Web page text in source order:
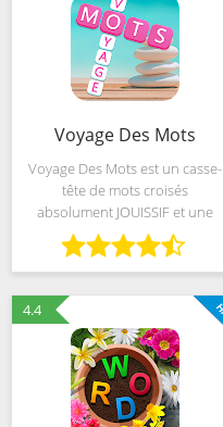
Voyage Des Mots
Voyage Des Mots est un casse-
tête de mots croisés
absolument JOUISSIF et une
quête de mots OFFRANT de
superbes paysages ! Vous
profiterez d’une formidable
expérience visuelle pendant le
4.4